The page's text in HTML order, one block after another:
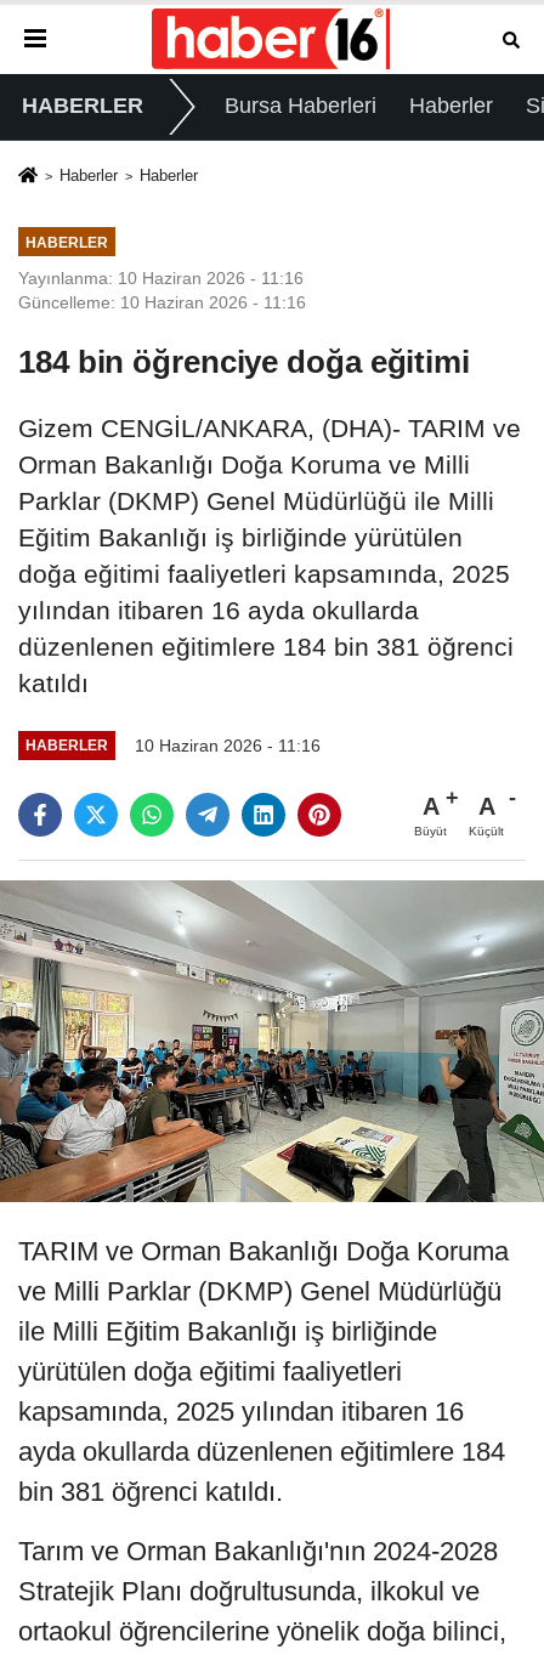
HABERLER Bursa Haberleri Haberler
Haberler Haberler
HABERLER
Yayınlanma: 10 Haziran 2026 - 11:16
Güncelleme: 10 Haziran 2026 - 11:16
184 bin öğrenciye doğa eğitimi
Gizem CENGİL/ANKARA, (DHA)- TARIM ve
Orman Bakanlığı Doğa Koruma ve Milli
Parklar (DKMP) Genel Müdürlüğü ile Milli
Eğitim Bakanlığı iş birliğinde yürütülen
doğa eğitimi faaliyetleri kapsamında, 2025
yılından itibaren 16 ayda okullarda
düzenlenen eğitimlere 184 bin 381 öğrenci
katıldı
HABERLER 10 Haziran 2026 - 11:16
A
Büyüt
A
Küçült
TARIM ve Orman Bakanlığı Doğa Koruma
ve Milli Parklar (DKMP) Genel Müdürlüğü
ile Milli Eğitim Bakanlığı iş birliğinde
yürütülen doğa eğitimi faaliyetleri
kapsamında, 2025 yılından itibaren 16
ayda okullarda düzenlenen eğitimlere 184
bin 381 öğrenci katıldı.
Tarım ve Orman Bakanlığı'nın 2024-2028
Stratejik Planı doğrultusunda, ilkokul ve
ortaokul öğrencilerine yönelik doğa bilinci,